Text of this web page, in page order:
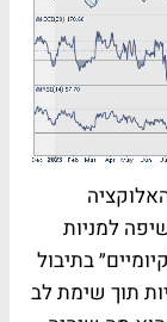
למניות
בתיבול
תוך שימת לב